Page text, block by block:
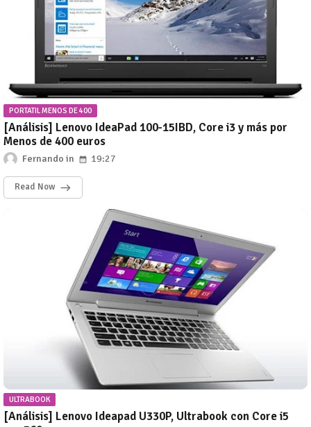
PORTATIL MENOS DE 400
[Análisis] Lenovo IdeaPad 100-15IBD, Core i3 y más por
Menos de 400 euros
Fernando 19:27
Read Now
ULTRABOOK
[Análisis] Lenovo Ideapad U330P, Ultrabook con Core i5